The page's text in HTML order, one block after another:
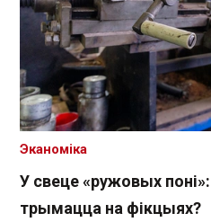
У свеце «ружовых
трымацца на фікцыях?
Эканоміка